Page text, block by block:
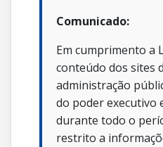
Comunicado:
Em cumprimento a
conteúdo dos sites
administração
do poder executivo
durante todo o
restrito a